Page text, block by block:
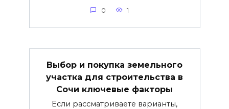
0 1
Выбор и покупка земельного
участка для строительства в
Сочи ключевые факторы
Если рассматриваете варианты,